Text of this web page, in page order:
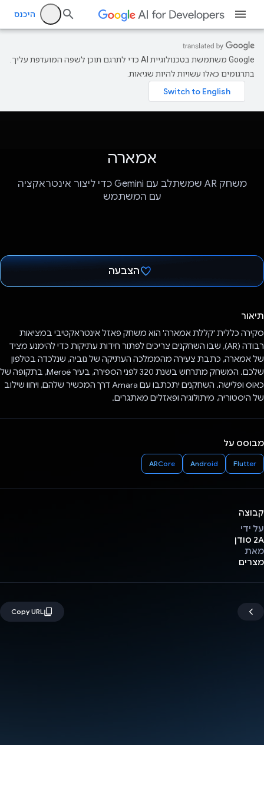
היכנס
‫Google משתמשת בטכנולוגיית AI כדי לתרגם תוכן לשפה המועדפת עליך.
בתרגומים כאלו עשויות להיות שגיאות.
אמארה
משחק AR שמשתלב עם Gemini כדי ליצור אינטראקציה
עם המשתמש
הצבעה
תיאור
סקירה כללית 'קללת אמארה' הוא משחק פאזל אינטראקטיבי במציאות
רבודה (AR), שבו השחקנים צריכים לפתור חידות עתיקות כדי להימנע מציד
של אמארה, כתבת צעירה מהממלכה העתיקה של נוביה, שנלכדה בטלפון
שלכם. המשחק מתרחש בשנת 320 לפני הספירה, בעיר Meroë, בתקופה של
כאוס ופלישה. השחקנים יתכתבו עם Amara דרך המכשיר שלהם, ויחוו שילוב
של היסטוריה, מיתולוגיה ופאזלים מאתגרים.
מבוסס על
Flutter
Android
ARCore
קבוצה
על ידי
2A סודן
מאת
מצרים